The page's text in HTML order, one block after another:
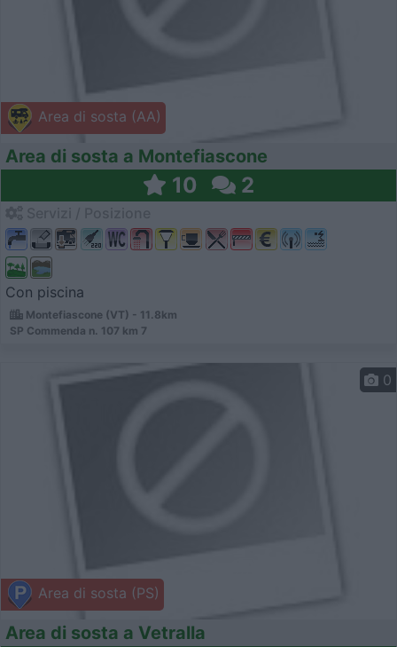
Area di sosta (AA)
Area di sosta a Montefiascone
10 2
Con piscina
Montefiascone (VT) - 11.8km
SP Commenda n. 107 km 7
Area di sosta (PS)
0
Area di sosta a Vetralla